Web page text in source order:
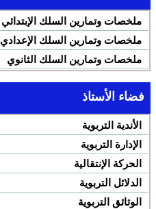
ملخصات وتمارين السلك الإبتدائي
ملخصات وتمارين السلك الإعدادي
ملخصات وتمارين السلك الثانوي
فضاء الأستاذ
الأندية التربوية
الإدارة التربوية
الحركة الإنتقالية
الدلائل التربوية
الوثائق التربوية